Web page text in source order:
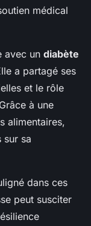
médical
avec un diabète
a partagé ses
et le rôle
à une
alimentaires,
sur sa
dans ces
peut susciter